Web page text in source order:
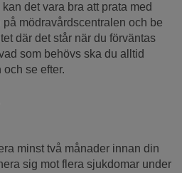
det vara bra att prata med
mödravårdscentralen och be
där det står när du förväntas
som behövs ska du alltid
se efter.
minst två månader innan din
sig mot flera sjukdomar under